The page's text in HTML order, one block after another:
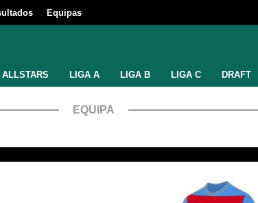
Equipas
ALLSTARS LIGA A LIGA B LIGA C DRAFT
EQUIPA